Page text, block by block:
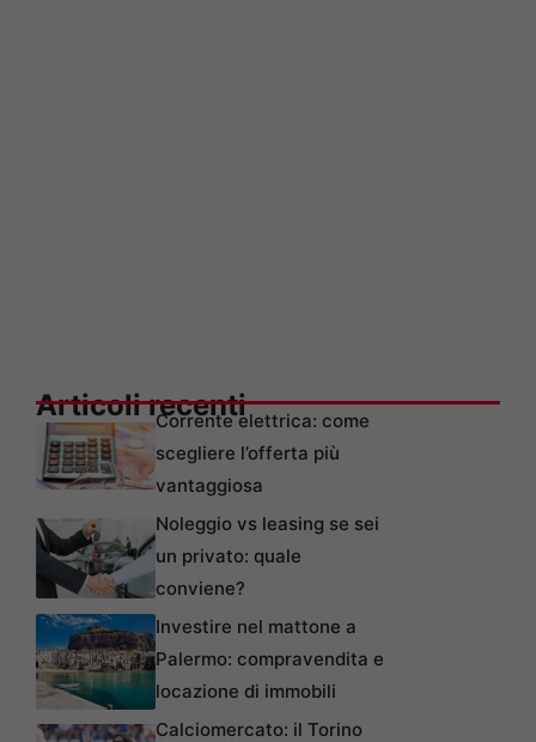
Articoli recentiCorrente elettrica: come
scegliere l’offerta più
vantaggiosa
Noleggio vs leasing se sei
un privato: quale
conviene?
Investire nel mattone a
Palermo: compravendita e
locazione di immobili
Calciomercato: il Torino